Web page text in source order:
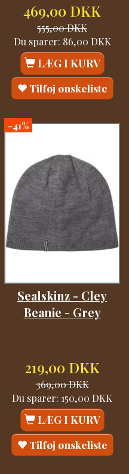
469,00 DKK
555,00 DKK
Du sparer: 86,00 DKK
LÆG I KURV
Tilføj ønskeliste
-41%
Sealskinz - Cley
Beanie - Grey
219,00 DKK
369,00 DKK
Du sparer: 150,00 DKK
LÆG I KURV
Tilføj ønskeliste